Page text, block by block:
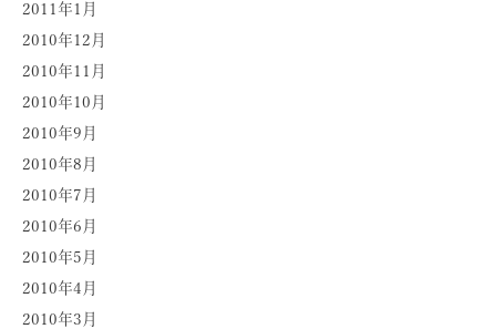
2011年1月
2010年12月
2010年11月
2010年10月
2010年9月
2010年8月
2010年7月
2010年6月
2010年5月
2010年4月
2010年3月